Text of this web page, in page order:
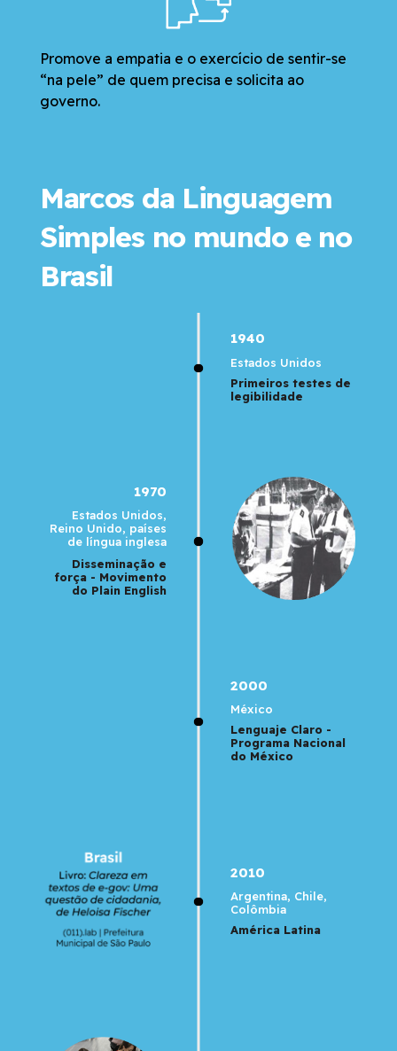
Promove a empatia e o exercício de sentir-se
“na pele” de quem precisa e solicita ao
governo.
Marcos da Linguagem
Simples no mundo e no
Brasil
1940
Primeiros testes de
legibilidade
Estados Unidos
1970
Disseminação e
força - Movimento
do Plain English
Estados Unidos,
Reino Unido, países
de língua inglesa
2000
Lenguaje Claro -
Programa Nacional
do México
México
2010
América Latina
Argentina, Chile,
Colômbia